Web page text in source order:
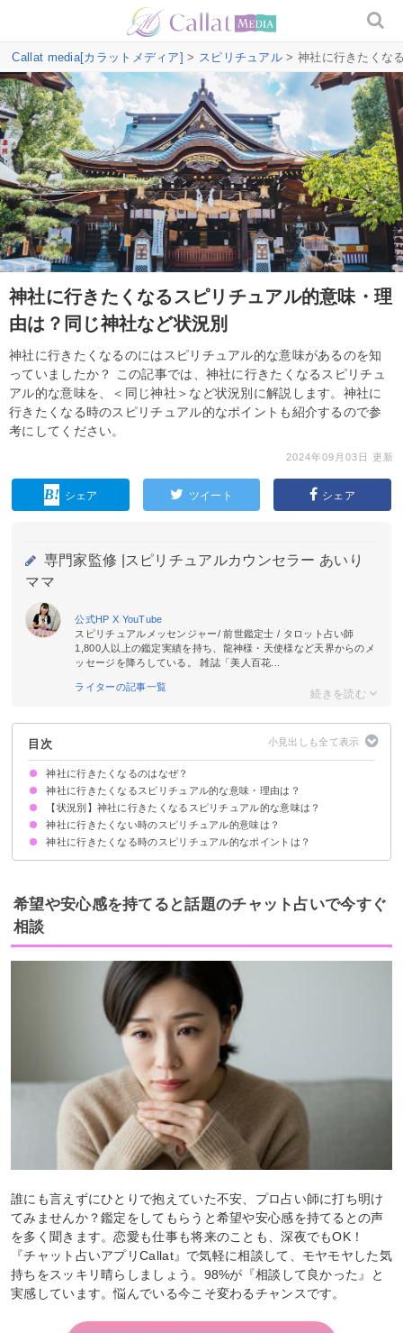
Callat media[カラットメディア] > スピリチュアル > 神社に行きたくな
神社に行きたくなるスピリチュアル的意味・理
由は？同じ神社など状況別
神社に行きたくなるのにはスピリチュアル的な意味があるのを知
っていましたか？ この記事では、神社に行きたくなるスピリチュ
アル的な意味を、＜同じ神社＞など状況別に解説します。神社に
行きたくなる時のスピリチュアル的なポイントも紹介するので参
考にしてください。
2024年09月03日 更新
シェア ツイート シェア
専門家監修 |
スピリチュアルカウンセラー あいり
ママ
公式HP X YouTube
スピリチュアルメッセンジャー/ 前世鑑定士 / タロット占い師
1,800人以上の鑑定実績を持ち、龍神様・天使様など天界からのメ
ッセージを降ろしている。 雑誌「美人百花...
ライターの記事一覧
目次
神社に行きたくなるのはなぜ？
神社に行きたくなるスピリチュアル的な意味・理由は？
①神社から呼ばれているサイン
②相性が良いサイン
③人生を変えたいサイン
状況によって意味が決まる
【状況別】神社に行きたくなるスピリチュアル的な意味は？
同じ神社に行きたくなるスピリチュアル的意味
急に神社に行きたくなるスピリチュアル的意味
定期的に神社に行きたくなるスピリチュアル的意味
特定の神社に行きたくなるスピリチュアル的意味
神社に行くと落ち着く人のスピリチュアル的意味
神社に行きたくない時のスピリチュアル的意味は？
神社に行きたくなる時のスピリチュアル的なポイントは？
思い立ったらすぐ行動！神社に行ってみる
難しい場合は家をパワースポット化する
希望や安心感を持てると話題のチャット占いで今すぐ
相談
誰にも言えずにひとりで抱えていた不安、プロ占い師に打ち明け
てみませんか？鑑定をしてもらうと希望や安心感を持てるとの声
を多く聞きます。恋愛も仕事も将来のことも、深夜でもOK！
『チャット占いアプリCallat』で気軽に相談して、モヤモヤした気
持ちをスッキリ晴らしましょう。98%が『相談して良かった』と
実感しています。悩んでいる今こそ変わるチャンスです。